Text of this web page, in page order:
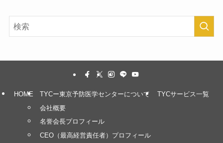
HOME
TYCー東京予防医学センターについて
会社概要
名誉会長プロフィール
CEO（最高経営責任者）プロフィール
TYCサービス一覧